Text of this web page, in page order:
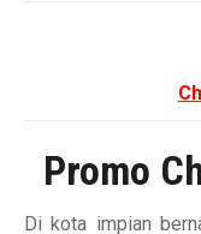
Promo
Di kota impian